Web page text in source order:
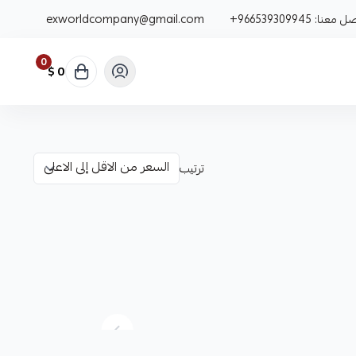
معنا: +966539309945
exworldcompany@gmail.com
0 0 $
ترتيب